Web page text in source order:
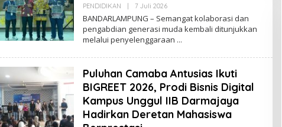
PENDIDIKAN 7 Juli 2026O
E
H
R
D
K
I
BANDARLAMPUNG – Semangat kolaborasi dan
pengabdian generasi muda kembali ditunjukkan
melalui penyelenggaraan
Puluhan Camaba Antusias Ikuti
BIGREET 2026, Prodi Bisnis Digital
Kampus Unggul IIB Darmajaya
Hadirkan Deretan Mahasiswa